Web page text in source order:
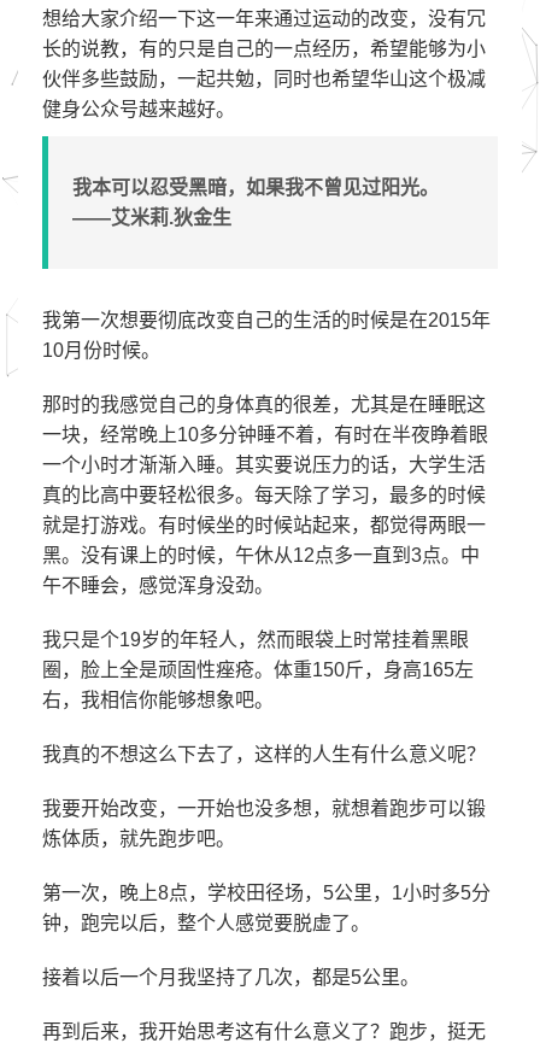
想给大家介绍一下这一年来通过运动的改变，没有冗
长的说教，有的只是自己的一点经历，希望能够为小
伙伴多些鼓励，一起共勉，同时也希望华山这个极减
健身公众号越来越好。
我本可以忍受黑暗，如果我不曾见过阳光。
——艾米莉.狄金生
我第一次想要彻底改变自己的生活的时候是在2015年
10月份时候。
那时的我感觉自己的身体真的很差，尤其是在睡眠这
一块，经常晚上10多分钟睡不着，有时在半夜睁着眼
一个小时才渐渐入睡。其实要说压力的话，大学生活
真的比高中要轻松很多。每天除了学习，最多的时候
就是打游戏。有时候坐的时候站起来，都觉得两眼一
黑。没有课上的时候，午休从12点多一直到3点。中
午不睡会，感觉浑身没劲。
我只是个19岁的年轻人，然而眼袋上时常挂着黑眼
圈，脸上全是顽固性痤疮。体重150斤，身高165左
右，我相信你能够想象吧。
我真的不想这么下去了，这样的人生有什么意义呢？
我要开始改变，一开始也没多想，就想着跑步可以锻
炼体质，就先跑步吧。
第一次，晚上8点，学校田径场，5公里，1小时多5分
钟，跑完以后，整个人感觉要脱虚了。
接着以后一个月我坚持了几次，都是5公里。
再到后来，我开始思考这有什么意义了？跑步，挺无